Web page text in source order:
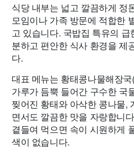
식당 내부는 넓고 깔끔하게 정
모임이나 가족 방문에 적합한
고 있습니다. 국밥집 특유의
분하고 편안한 식사 환경을 제
다.
대표 메뉴는 황태콩나물해장
가루가 듬뿍 들어간 구수한 국
찢어진 황태와 아삭한 콩나물,
면서도 깔끔한 맛을 자랑합니
곁들여 먹으면 속이 시원하게
색이 없습니다.